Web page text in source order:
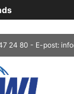
24 80 - E-post: